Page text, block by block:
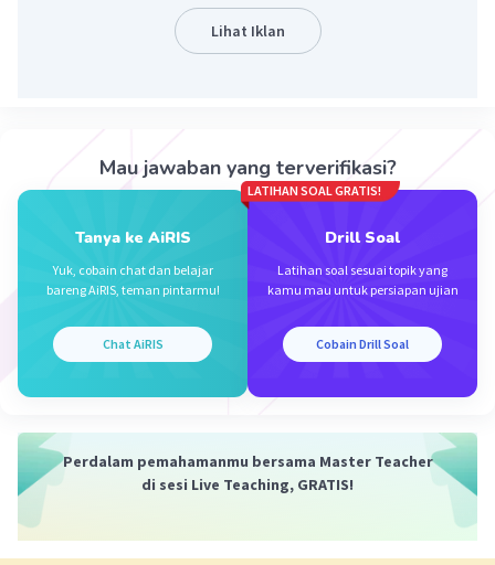
·0.0
Iklan
Lihat Iklan
Mau jawaban yang terverifikasi?
Tanya ke AiRIS
Yuk, cobain chat dan belajar
bareng AiRIS, teman pintarmu!
Chat AiRIS
LATIHAN SOAL GRATIS!
Drill Soal
Latihan soal sesuai topik yang
kamu mau untuk persiapan ujian
Cobain Drill Soal
Perdalam pemahamanmu bersama Master Teacher
di sesi Live Teaching, GRATIS!